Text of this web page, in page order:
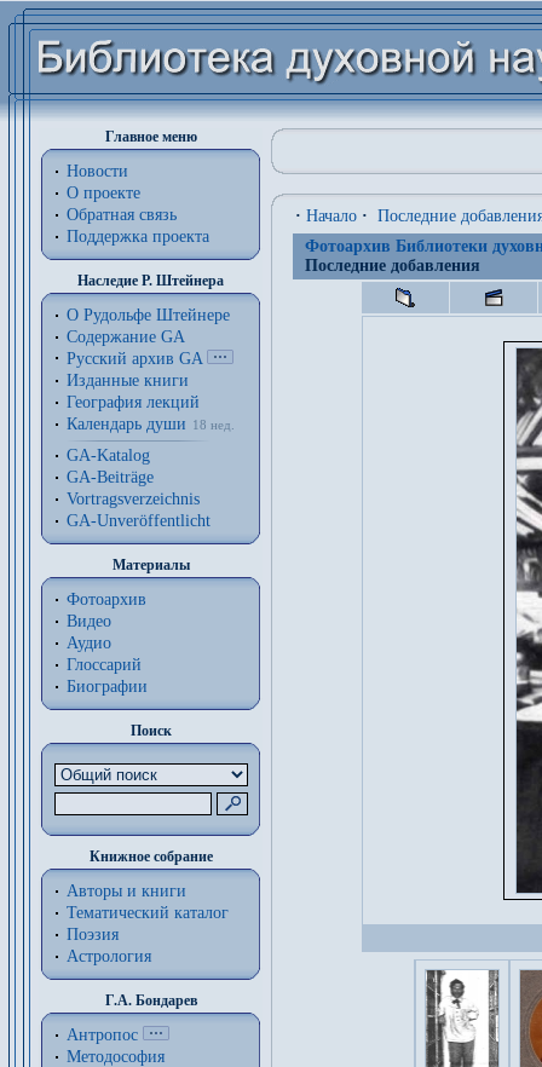
Главное меню
Новости
О проекте
Обратная связь
Поддержка проекта
Наследие Р. Штейнера
О Рудольфе Штейнере
Содержание GA
Русский архив GA
Изданные книги
География лекций
Календарь души
18 нед.
GA-Katalog
GA-Beiträge
Vortragsverzeichnis
GA-Unveröffentlicht
Материалы
Фотоархив
Видео
Аудио
Глоссарий
Биографии
Поиск
Книжное собрание
Авторы и книги
Тематический каталог
Поэзия
Астрология
Г.А. Бондарев
Антропос
Методософия
· Начало · Последние
Фотоархив Библиотеки
Последние добавления